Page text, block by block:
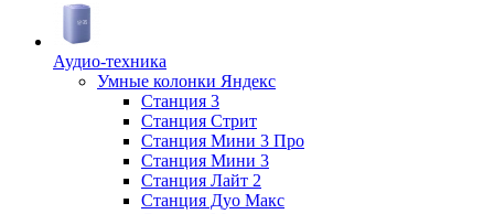
Аудио-техника
Умные колонки Яндекс
Станция 3
Станция Стрит
Станция Мини 3 Про
Станция Мини 3
Станция Лайт 2
Станция Дуо Макс